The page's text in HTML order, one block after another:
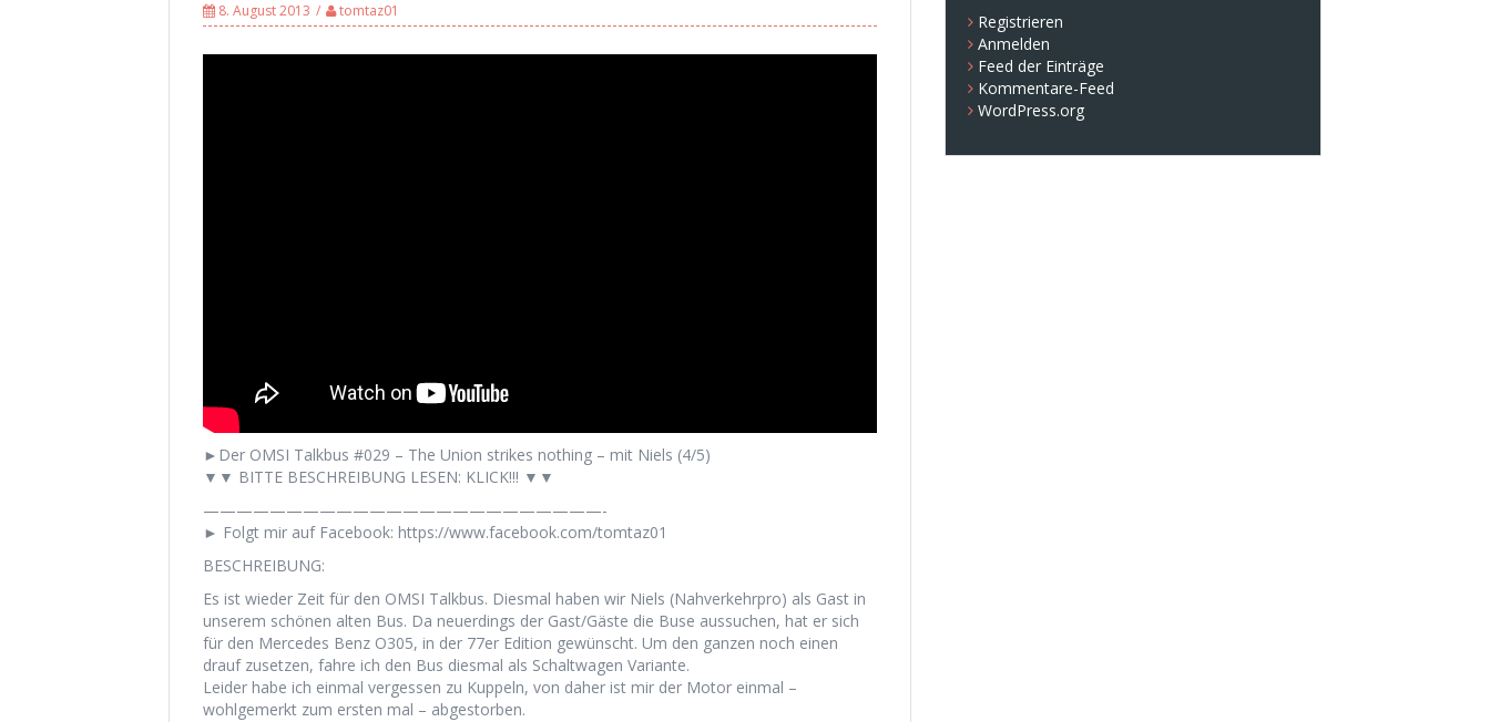
8. August 2013 tomtaz01
►Der OMSI Talkbus #029 – The Union strikes nothing – mit Niels (4/5)
▼▼ BITTE BESCHREIBUNG LESEN: KLICK!!! ▼▼
————————————————————————-
► Folgt mir auf Facebook: https://www.facebook.com/tomtaz01
BESCHREIBUNG:
Es ist wieder Zeit für den OMSI Talkbus. Diesmal haben wir Niels (Nahverkehrpro) als Gast in
unserem schönen alten Bus. Da neuerdings der Gast/Gäste die Buse aussuchen, hat er sich
für den Mercedes Benz O305, in der 77er Edition gewünscht. Um den ganzen noch einen
drauf zusetzen, fahre ich den Bus diesmal als Schaltwagen Variante.
Leider habe ich einmal vergessen zu Kuppeln, von daher ist mir der Motor einmal –
wohlgemerkt zum ersten mal – abgestorben.
Registrieren
Anmelden
Feed der Einträge
Kommentare-Feed
WordPress.org